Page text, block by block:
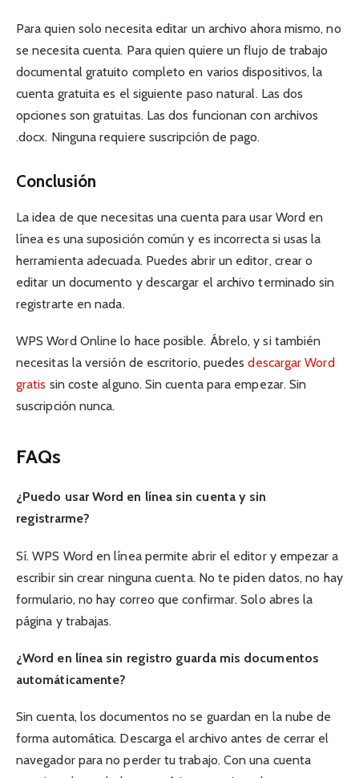
Para quien solo necesita editar un archivo ahora mismo, no
se necesita cuenta. Para quien quiere un flujo de trabajo
documental gratuito completo en varios dispositivos, la
cuenta gratuita es el siguiente paso natural. Las dos
opciones son gratuitas. Las dos funcionan con archivos
.docx. Ninguna requiere suscripción de pago.
Conclusión
La idea de que necesitas una cuenta para usar Word en
línea es una suposición común y es incorrecta si usas la
herramienta adecuada. Puedes abrir un editor, crear o
editar un documento y descargar el archivo terminado sin
registrarte en nada.
WPS Word Online lo hace posible. Ábrelo, y si también
necesitas la versión de escritorio, puedes descargar Word
gratis sin coste alguno. Sin cuenta para empezar. Sin
suscripción nunca.
FAQs
¿Puedo usar Word en línea sin cuenta y sin
registrarme?
Sí. WPS Word en línea permite abrir el editor y empezar a
escribir sin crear ninguna cuenta. No te piden datos, no hay
formulario, no hay correo que confirmar. Solo abres la
página y trabajas.
¿Word en línea sin registro guarda mis documentos
automáticamente?
Sin cuenta, los documentos no se guardan en la nube de
forma automática. Descarga el archivo antes de cerrar el
navegador para no perder tu trabajo. Con una cuenta